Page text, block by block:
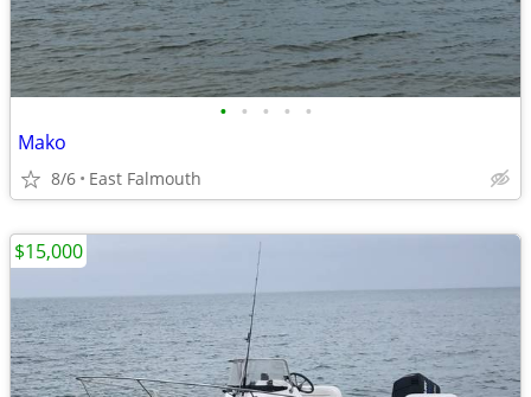
• • • • •
Mako
8/6 East Falmouth
$15,000